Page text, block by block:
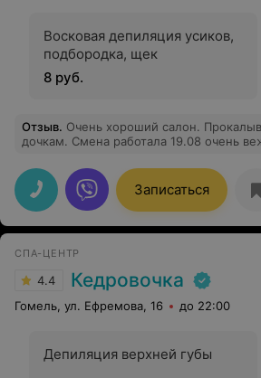
Восковая депиляция усиков,
подбородка, щек
8 руб.
Отзыв. Очень хороший салон.
дочкам. Смена работала 19.08 очень
Записаться
СПА-ЦЕНТР
4.4 Кедровочка
Гомель, ул. Ефремова, 16 до 22:00
Депиляция верхней губы